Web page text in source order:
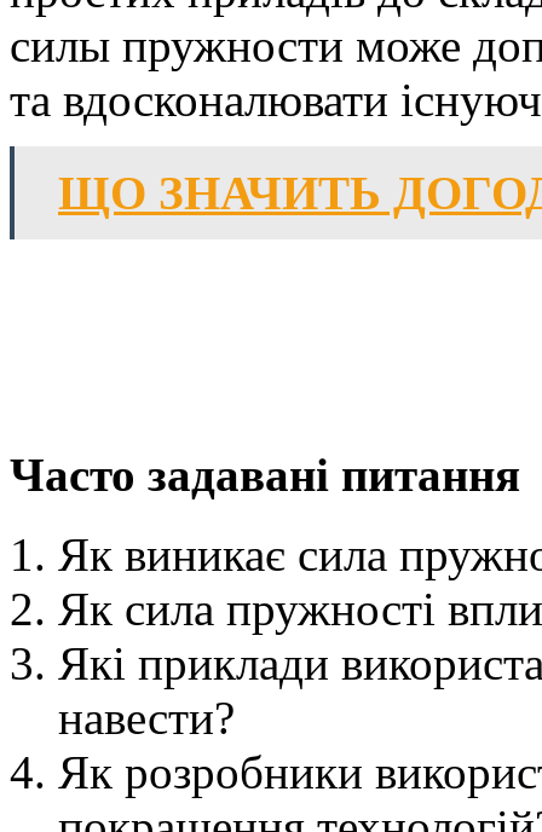
силы пружности може
та вдосконалювати
ЩО ЗНАЧИТЬ
Часто задавані питання
Як виникає сила
Як сила пружності
Які приклади
навести?
Як розробники